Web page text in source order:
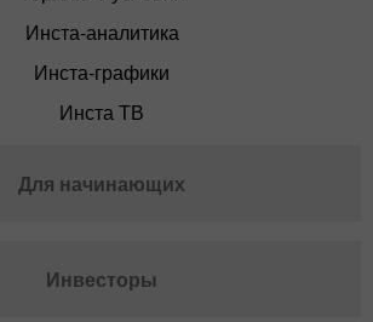
Инста-аналитика
Инста-графики
Инста ТВ
Для начинающих
Инвесторы